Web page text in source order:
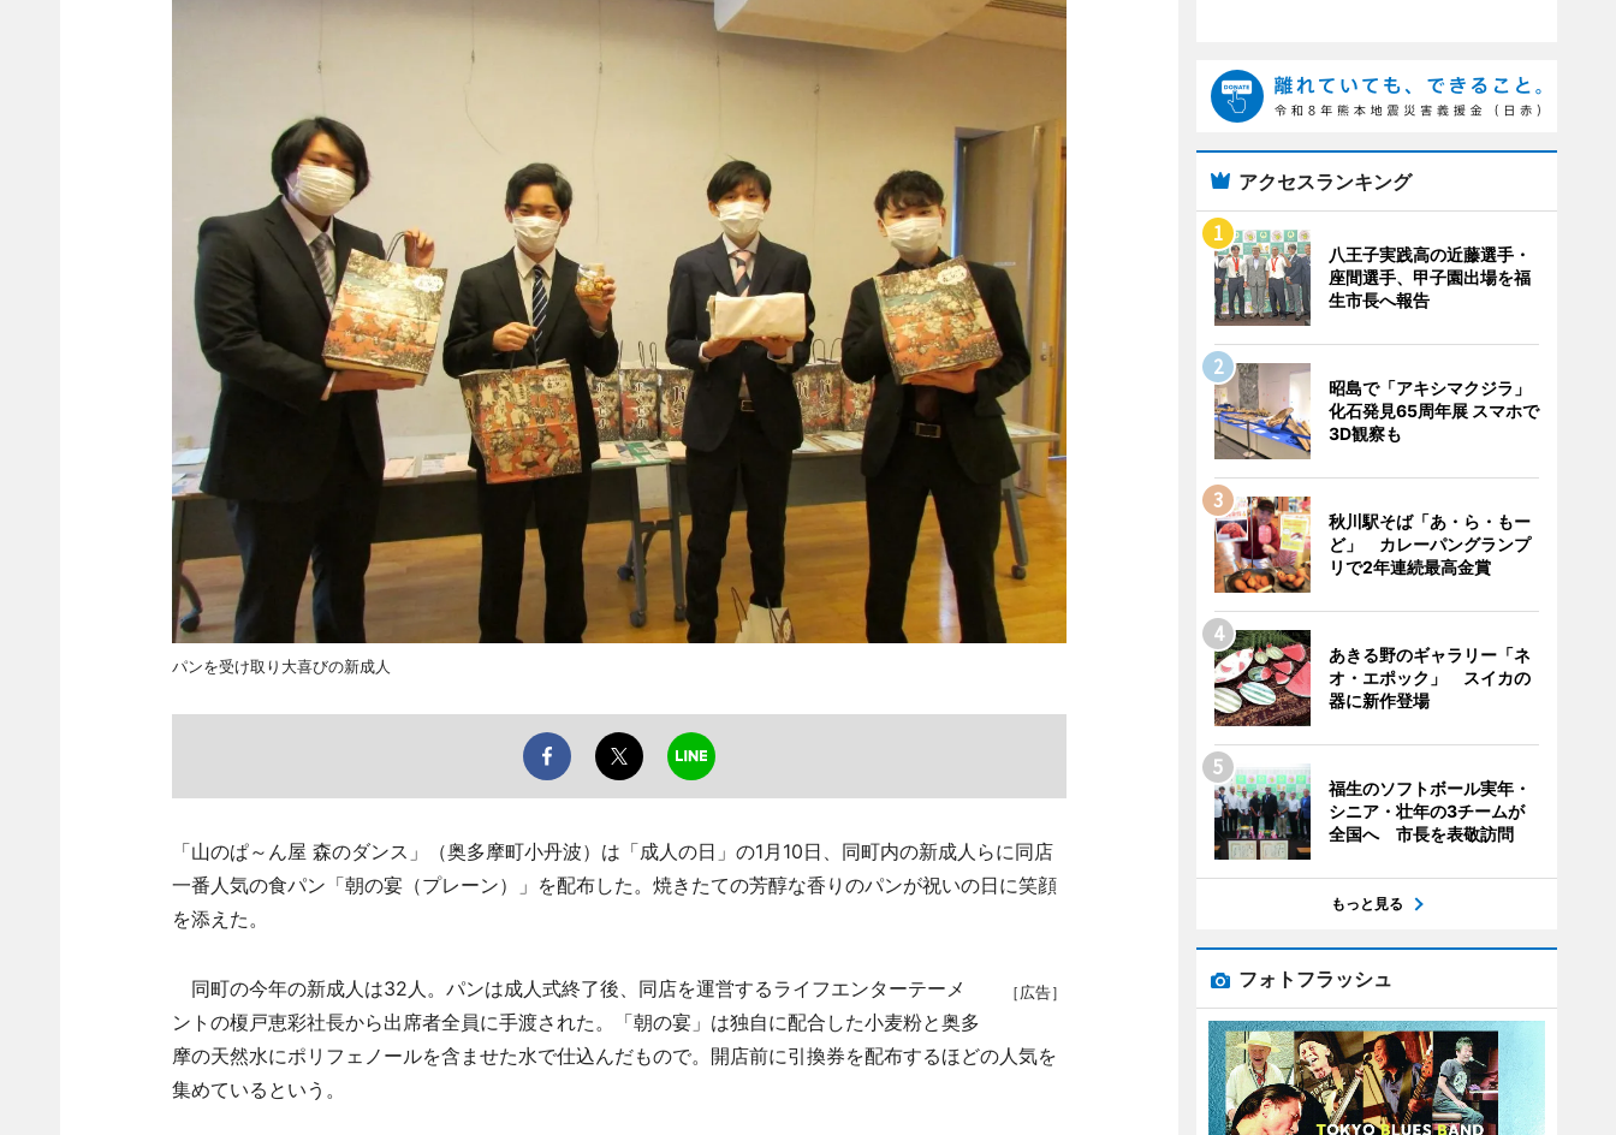
パンを受け取り大喜びの新成人
「山のぱ～ん屋 森のダンス」（奥多摩町小丹波）は「成人の日」の1月10日、同町内の新成人らに同店
一番人気の食パン「朝の宴（プレーン）」を配布した。焼きたての芳醇な香りのパンが祝いの日に笑顔
を添えた。
［広告］
同町の今年の新成人は32人。パンは成人式終了後、同店を運営するライフエンターテーメ
ントの榎戸恵彩社長から出席者全員に手渡された。「朝の宴」は独自に配合した小麦粉と奥多
摩の天然水にポリフェノールを含ませた水で仕込んだもので。開店前に引換券を配布するほどの人気を
集めているという。
アクセスランキング
八王子実践高の近藤選手・
座間選手、甲子園出場を福
生市長へ報告
昭島で「アキシマクジラ」
化石発見65周年展 スマホで
3D観察も
秋川駅そば「あ・ら・もー
ど」 カレーパングランプ
リで2年連続最高金賞
あきる野のギャラリー「ネ
オ・エポック」 スイカの
器に新作登場
福生のソフトボール実年・
シニア・壮年の3チームが
全国へ 市長を表敬訪問
もっと見る
フォトフラッシュ